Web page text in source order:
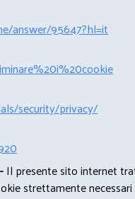
answer/95647?hl=it
security/privacy/
Il presente sito internet
strettamente